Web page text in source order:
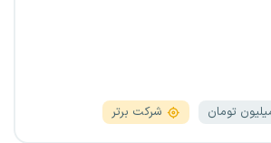
شرکت برتر